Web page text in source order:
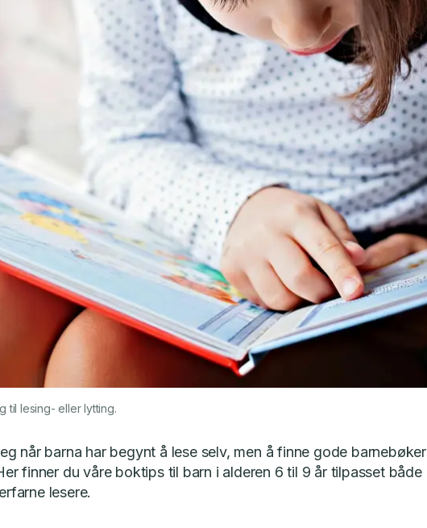
til lesing- eller lytting.
når barna har begynt å lese selv, men å finne gode barnebøker
finner du våre boktips til barn i alderen 6 til 9 år tilpasset både
lesere.